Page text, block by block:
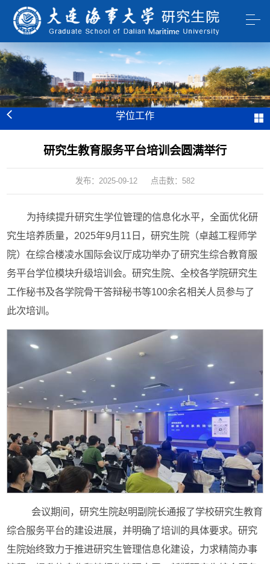
学位工作
研究生教育服务平台培训会圆满举行
发布：2025-09-12 点击数：582
为持续提升研究生学位管理的信息化水平，全面优化研
究生培养质量，2025年9月11日，研究生院（卓越工程师学
院）在综合楼凌水国际会议厅成功举办了研究生综合教育服
务平台学位模块升级培训会。研究生院、全校各学院研究生
工作秘书及各学院骨干答辩秘书等100余名相关人员参与了
此次培训。
会议期间，研究生院赵明副院长通报了学校研究生教育
综合服务平台的建设进展，并明确了培训的具体要求。研究
生院始终致力于推进研究生管理信息化建设，力求精简办事